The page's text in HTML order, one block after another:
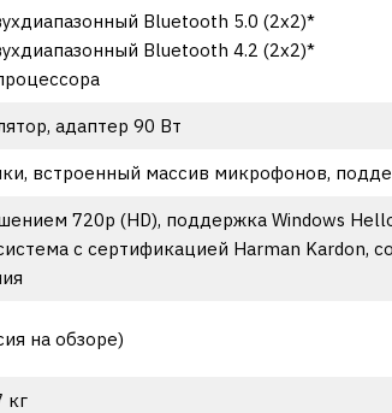
Bluetooth 5.0 (2х2)*
Bluetooth 4.2 (2х2)*
адаптер 90 Вт
встроенный массив микрофонов,
720p (HD), поддержка Windows
с сертификацией Harman Kardon,
на обзоре)
кг